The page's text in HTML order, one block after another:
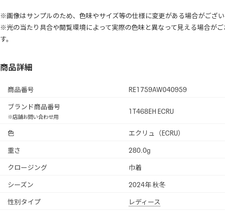
※画像はサンプルのため、色味やサイズ等の仕様に変更がある場合がござい
※光の当たり具合や閲覧環境によって実際の色味と異なって見える場合がご
す。
商品詳細
商品番号
RE1759AW040959
ブランド商品番号
※店舗お問い合わせ用
1T468EH ECRU
色
エクリュ（ECRU）
重さ
280.0g
クロージング
巾着
シーズン
2024年 秋冬
性別タイプ
レディース